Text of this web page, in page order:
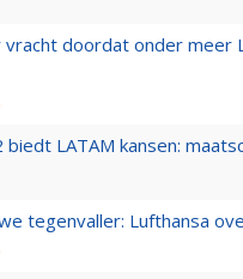
doordat onder meer
biedt LATAM kansen:
tegenvaller: Lufthansa